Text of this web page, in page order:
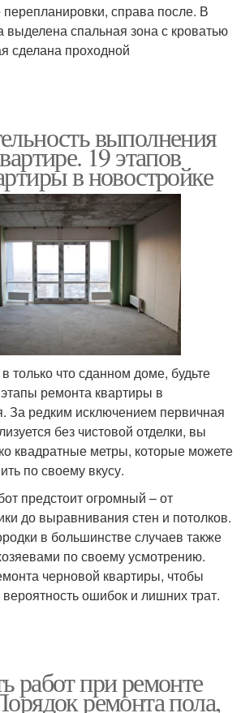
справа после. В
выделена спальная зона с кроватью
сделана проходной
выполнения
19 этапов
в новостройке
только что сданном доме, будьте
ремонта квартиры в
За редким исключением первичная
без чистовой отделки, вы
квадратные метры, которые можете
по своему вкусу.
предстоит огромный – от
до выравнивания стен и потолков.
в большинстве случаев также
по своему усмотрению.
черновой квартиры, чтобы
ошибок и лишних трат.
работ при ремонте
ремонта пола,